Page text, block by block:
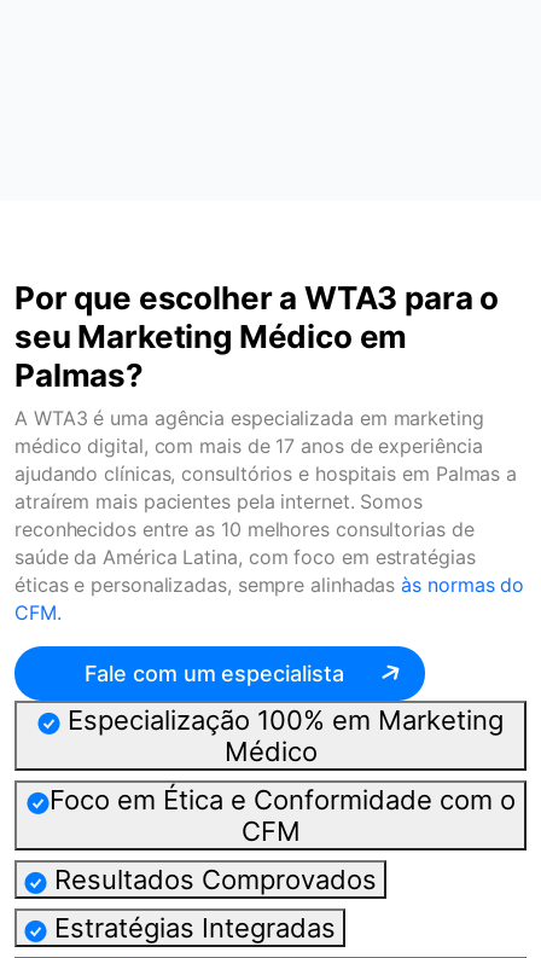
Por que escolher a WTA3 para o
seu Marketing Médico em
Palmas?
A WTA3 é uma agência especializada em marketing
médico digital, com mais de 17 anos de experiência
ajudando clínicas, consultórios e hospitais em Palmas a
atraírem mais pacientes pela internet. Somos
reconhecidos entre as 10 melhores consultorias de
saúde da América Latina, com foco em estratégias
éticas e personalizadas, sempre alinhadasàs normas do
CFM.
Fale com um especialista
Especialização 100% em Marketing
Médico
Foco em Ética e Conformidade com o
CFM
Resultados Comprovados
Estratégias Integradas